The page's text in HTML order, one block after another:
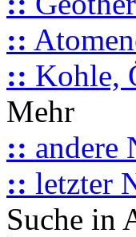
::
:: Kohle,
Mehr
:: andere
:: letzter
Suche in